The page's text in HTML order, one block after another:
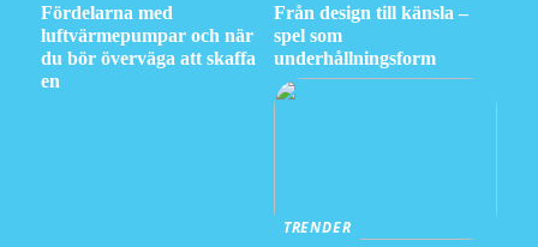
Fördelarna med
luftvärmepumpar och när
du bör överväga att skaffa
en
Från design till känsla –
spel som
underhållningsform
TRENDER